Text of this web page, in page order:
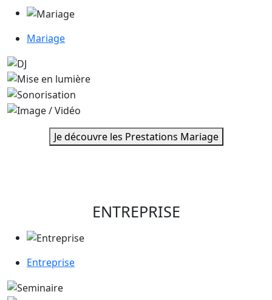
Mariage
Je découvre les Prestations Mariage
ENTREPRISE
Entreprise